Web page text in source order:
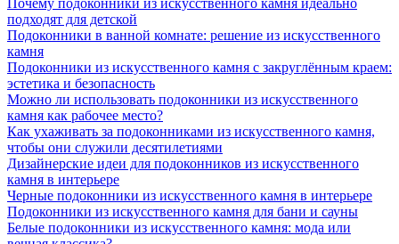
Почему подоконники из искусственного камня идеально
подходят для детской
Подоконники в ванной комнате: решение из искусственного
камня
Подоконники из искусственного камня с закруглённым краем:
эстетика и безопасность
Можно ли использовать подоконники из искусственного
камня как рабочее место?
Как ухаживать за подоконниками из искусственного камня,
чтобы они служили десятилетиями
Дизайнерские идеи для подоконников из искусственного
камня в интерьере
Черные подоконники из искусственного камня в интерьере
Подоконники из искусственного камня для бани и сауны
Белые подоконники из искусственного камня: мода или